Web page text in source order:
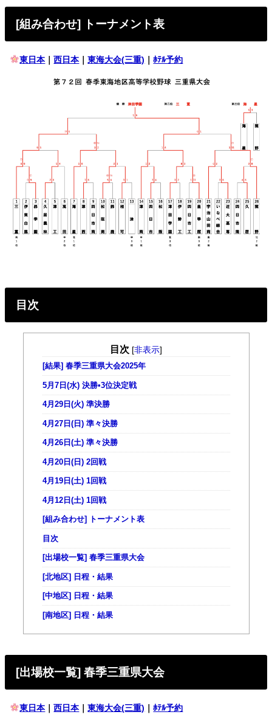
[組み合わせ] トーナメント表
東日本｜西日本｜東海大会(三重) ｜ﾎﾃﾙ予約
目次
目次 [非表示]
[結果] 春季三重県大会2025年
5月7日(水) 決勝•3位決定戦
4月29日(火) 準決勝
4月27日(日) 準々決勝
4月26日(土) 準々決勝
4月20日(日) 2回戦
4月19日(土) 1回戦
4月12日(土) 1回戦
[組み合わせ] トーナメント表
目次
[出場校一覧] 春季三重県大会
[北地区] 日程・結果
[中地区] 日程・結果
[南地区] 日程・結果
[出場校一覧] 春季三重県大会
東日本｜西日本｜東海大会(三重) ｜ﾎﾃﾙ予約